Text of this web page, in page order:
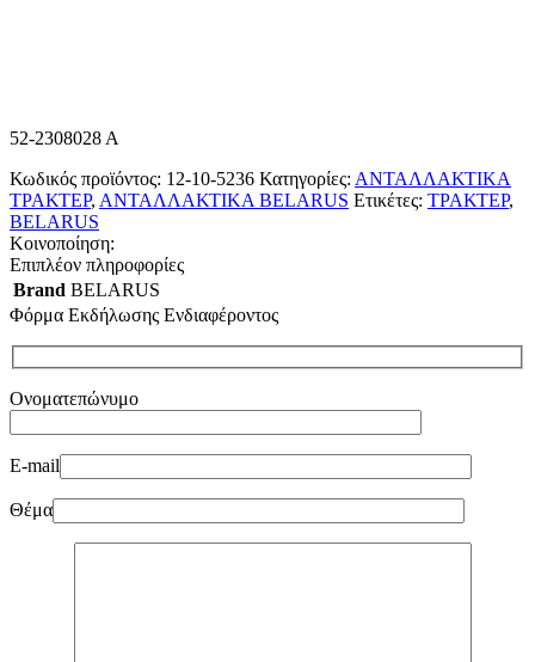
52-2308028 A
Κωδικός προϊόντος: 12-10-5236 Κατηγορίες: ΑΝΤΑΛΛΑΚΤΙΚΑ
ΤΡΑΚΤΕΡ, ΑΝΤΑΛΛΑΚΤΙΚΑ BELARUS Ετικέτες: ΤΡΑΚΤΕΡ,
BELARUS
Κοινοποίηση:
Επιπλέον πληροφορίες
Brand BELARUS
Φόρμα Εκδήλωσης Ενδιαφέροντος
Ονοματεπώνυμο
E-mail
Θέμα